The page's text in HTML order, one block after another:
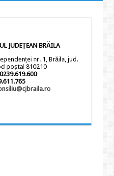
JUDEȚEAN BRĂILA
nr. 1, Brăila, jud.
poștal 810210
0239.619.600